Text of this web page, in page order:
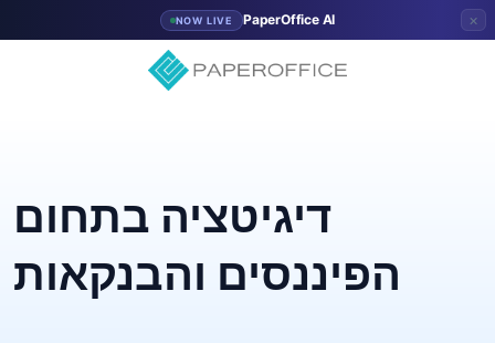
NOW LIVE PaperOffice AI ×
דיגיטציה בתחום
הפיננסים והבנקאות